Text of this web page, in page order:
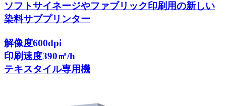
ソフトサイネージやファブリック印刷用の新しい
染料サブプリンター
解像度600dpi
印刷速度390㎡/h
テキスタイル専用機